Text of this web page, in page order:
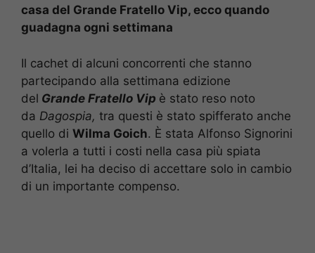
casa del Grande Fratello Vip, ecco quando
guadagna ogni settimana
Il cachet di alcuni concorrenti che stanno
partecipando alla settimana edizione
del Grande Fratello Vip è stato reso noto
da Dagospia, tra questi è stato spifferato anche
quello di Wilma Goich. È stata Alfonso Signorini
a volerla a tutti i costi nella casa più spiata
d’Italia, lei ha deciso di accettare solo in cambio
di un importante compenso.